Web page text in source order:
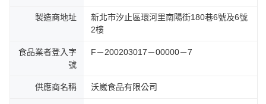
製造商地址
新北市汐止區環河里南陽街180巷6號及6號
2樓
食品業者登入字
號
F－200203017－00000－7
供應商名稱 沃崴食品有限公司